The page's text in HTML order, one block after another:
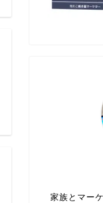
家族とマー